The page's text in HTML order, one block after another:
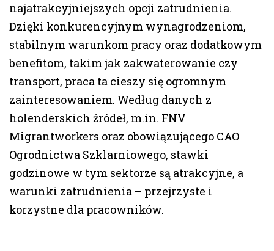
najatrakcyjniejszych opcji zatrudnienia.
Dzięki konkurencyjnym wynagrodzeniom,
stabilnym warunkom pracy oraz dodatkowym
benefitom, takim jak zakwaterowanie czy
transport, praca ta cieszy się ogromnym
zainteresowaniem. Według danych z
holenderskich źródeł, m.in. FNV
Migrantworkers oraz obowiązującego CAO
Ogrodnictwa Szklarniowego, stawki
godzinowe w tym sektorze są atrakcyjne, a
warunki zatrudnienia – przejrzyste i
korzystne dla pracowników.